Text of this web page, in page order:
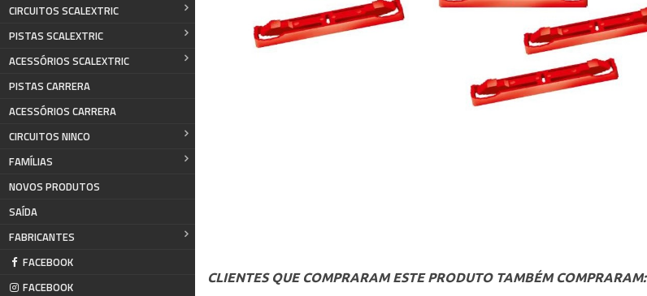
CIRCUITOS SCALEXTRIC
PISTAS SCALEXTRIC
ACESSÓRIOS SCALEXTRIC
PISTAS CARRERA
ACESSÓRIOS CARRERA
CIRCUITOS NINCO
FAMÍLIAS
NOVOS PRODUTOS
SAÍDA
FABRICANTES
FACEBOOK
FACEBOOK
CLIENTES QUE COMPRARAM ESTE PRODUTO TAMBÉM COMPRARAM: